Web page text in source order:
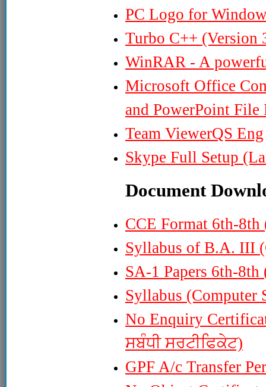
PC Logo for
Turbo C++ (Version
WinRAR - A
Microsoft Office
and PowerPoint File
Team ViewerQS Eng
Skype Full Setup
Document
CCE Format 6th-8th
Syllabus of B.A. III
SA-1 Papers 6th-8th
Syllabus (Computer
No Enquiry
ਸਬੰਧੀ ਸਰਟੀਫਿਕੇਟ)
GPF A/c Transfer